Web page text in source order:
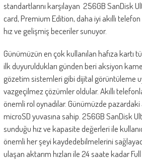
standartlarını karşılayan 256GB SanDisk
card, Premium Edition, daha iyi akıllı
hız ve gelişmiş beceriler sunuyor.
Günümüzün en çok kullanılan hafıza kartı
ilk duyuruldukları günden beri aksiyon
gözetim sistemleri gibi dijital görüntüleme
vazgeçilmez çözümler oldular. Akıllı
önemli rol oynadılar. Günümüzde pazardaki
microSD yuvasına sahip. 256GB SanDisk
sunduğu hız ve kapasite değerleri ile
önemli her şeyi kaydedebilmelerini
ulaşan aktarım hızları ile 24 saate kadar